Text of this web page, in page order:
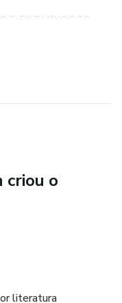
E ESTUDIOSOS.
completo
para o
criou o
literatura